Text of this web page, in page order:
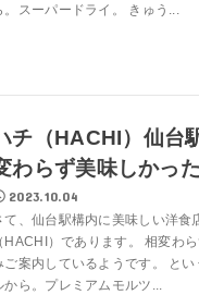
。スーパードライ。 きゅう...
チ（HACHI）仙台
わらず美味しかった
2023.10.04
て、仙台駅構内に美味しい洋食
HACHI）であります。 相変わ
ご案内しているようです。 と
から。プレミアムモルツ...